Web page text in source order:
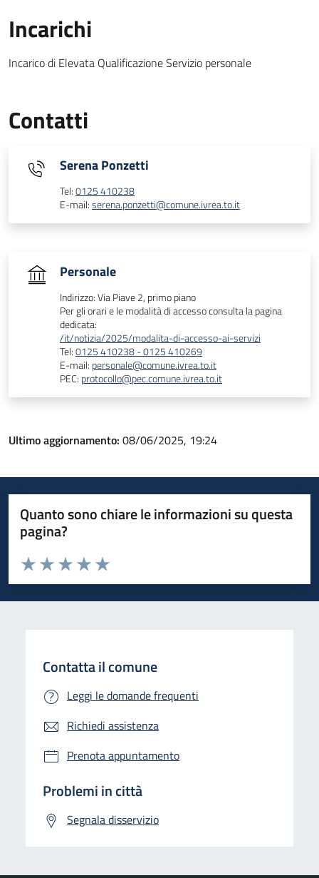
Incarichi
Incarico di Elevata Qualificazione Servizio personale
Contatti
Serena Ponzetti
Tel:0125 410238
E-mail:serena.ponzetti@comune.ivrea.to.it
Personale
Indirizzo: Via Piave 2, primo piano
Per gli orari e le modalità di accesso consulta la pagina
dedicata:
/it/notizia/2025/modalita-di-accesso-ai-servizi
Tel:0125 410238 - 0125 410269
E-mail: personale@comune.ivrea.to.it
PEC: protocollo@pec.comune.ivrea.to.it
Ultimo aggiornamento: 08/06/2025, 19:24
Quanto sono chiare le informazioni su questa
pagina?
Valuta da 1 a 5 stelle la pagina
Valuta 5 stelle su 5
Valuta 4 stelle su 5
Valuta 3 stelle su 5
Valuta 2 stelle su 5
Valuta 1 stelle su 5
Contatta il comune
Leggi le domande frequenti
Richiedi assistenza
Prenota appuntamento
Problemi in città
Segnala disservizio